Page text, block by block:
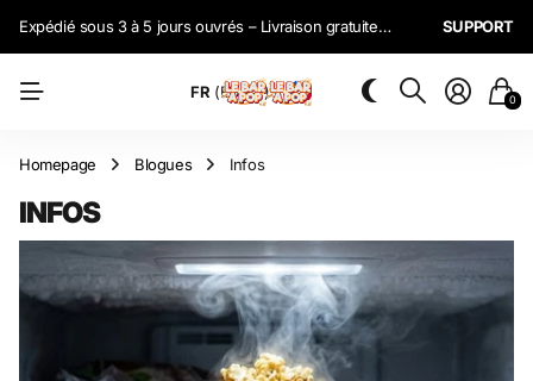
Fabrication artisanale en Anjou SUPPORT
FR (EUR €) 0
Homepage Blogues Infos
INFOS